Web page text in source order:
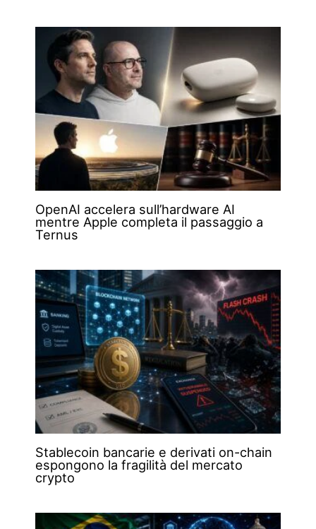
OpenAI accelera sull’hardware AI
mentre Apple completa il passaggio a
Ternus
Stablecoin bancarie e derivati on-chain
espongono la fragilità del mercato
crypto